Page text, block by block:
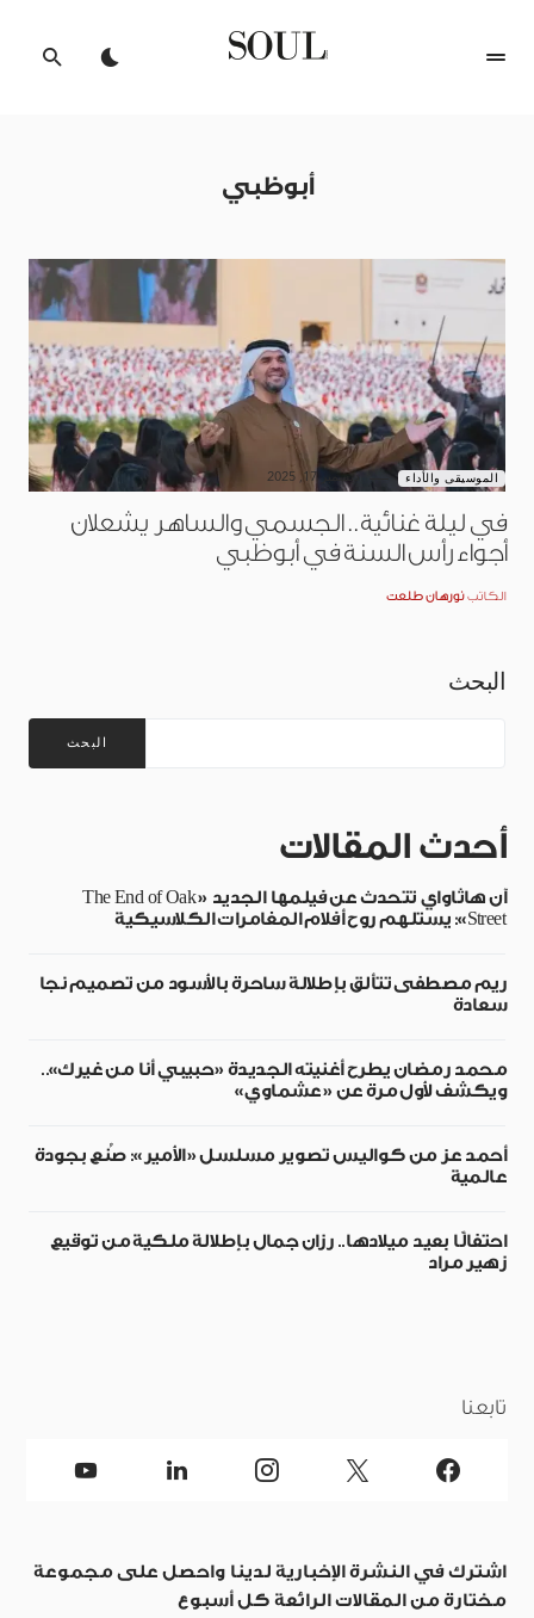
أبوظبي
الموسيقى والأداء ديسمبر 17, 2025
في ليلة غنائية.. الجسمي والساهر يشعلان
أجواء رأس السنة في أبوظبي
الكاتب نورهان طلعت
البحث
البحث
أحدث المقالات
آن هاثاواي تتحدث عن فيلمها الجديد «The End of Oak
Street»: يستلهم روح أفلام المغامرات الكلاسيكية
ريم مصطفى تتألق بإطلالة ساحرة بالأسود من تصميم نجا
سعادة
محمد رمضان يطرح أغنيته الجديدة «حبيبي أنا من غيرك»..
ويكشف لأول مرة عن «عشماوي»
أحمد عز من كواليس تصوير مسلسل «الأمير»: صُنع بجودة
عالمية
احتفالًا بعيد ميلادها.. رزان جمال بإطلالة ملكية من توقيع
زهير مراد
تابعنا
اشترك في النشرة الإخبارية لدينا واحصل على مجموعة
مختارة من المقالات الرائعة كل أسبوع